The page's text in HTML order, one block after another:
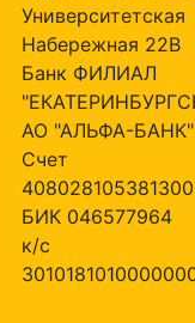
Университетская
Набережная 22В
Банк ФИЛИАЛ
АО "АЛЬФА-БАНК"
Счет
БИК 046577964
к/с